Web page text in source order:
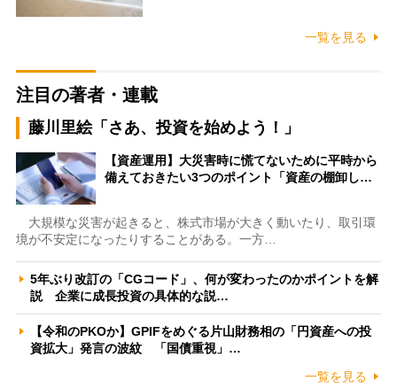
一覧を見る
注目の著者・連載
藤川里絵「さあ、投資を始めよう！」
【資産運用】大災害時に慌てないために平時から
備えておきたい3つのポイント「資産の棚卸し…
大規模な災害が起きると、株式市場が大きく動いたり、取引環
境が不安定になったりすることがある。一方…
5年ぶり改訂の「CGコード」、何が変わったのかポイントを解
説 企業に成長投資の具体的な説…
【令和のPKOか】GPIFをめぐる片山財務相の「円資産への投
資拡大」発言の波紋 「国債重視」…
一覧を見る